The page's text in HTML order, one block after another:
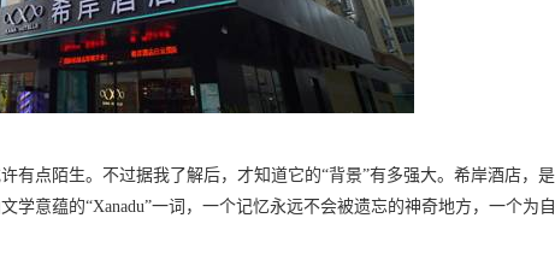
有点陌生。不过据我了解后，才知道它的“背景”有多强大。希岸酒店，
意蕴的“Xanadu”一词，一个记忆永远不会被遗忘的神奇地方，一个为